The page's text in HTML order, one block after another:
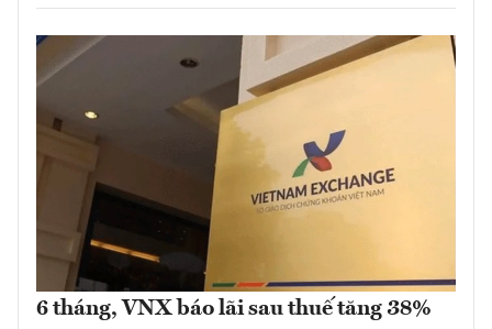
6 tháng, VNX báo lãi sau thuế tăng 38%